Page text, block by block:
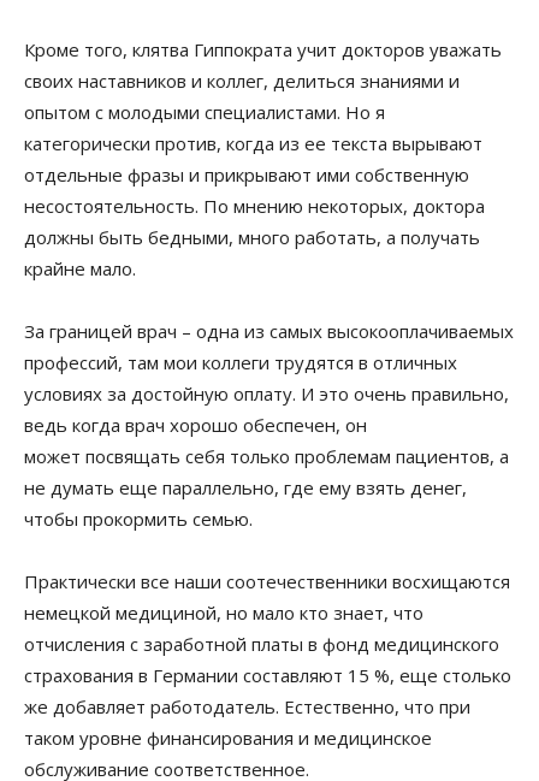
Кроме того, клятва Гиппократа учит докторов уважать
своих наставников и коллег, делиться знаниями и
опытом с молодыми специалистами. Но я
категорически против, когда из ее текста вырывают
отдельные фразы и прикрывают ими собственную
несостоятельность. По мнению некоторых, доктора
должны быть бедными, много работать, а получать
крайне мало.
За границей врач – одна из самых высокооплачиваемых
профессий, там мои коллеги трудятся в отличных
условиях за достойную оплату. И это очень правильно,
ведь когда врач хорошо обеспечен, он
может посвящать себя только проблемам пациентов, а
не думать еще параллельно, где ему взять денег,
чтобы прокормить семью.
Практически все наши соотечественники восхищаются
немецкой медициной, но мало кто знает, что
отчисления с заработной платы в фонд медицинского
страхования в Германии составляют 15 %, еще столько
же добавляет работодатель. Естественно, что при
таком уровне финансирования и медицинское
обслуживание соответственное.